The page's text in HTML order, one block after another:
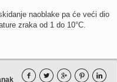
naoblake pa će veći dio
zraka od 1 do 10°C.
    